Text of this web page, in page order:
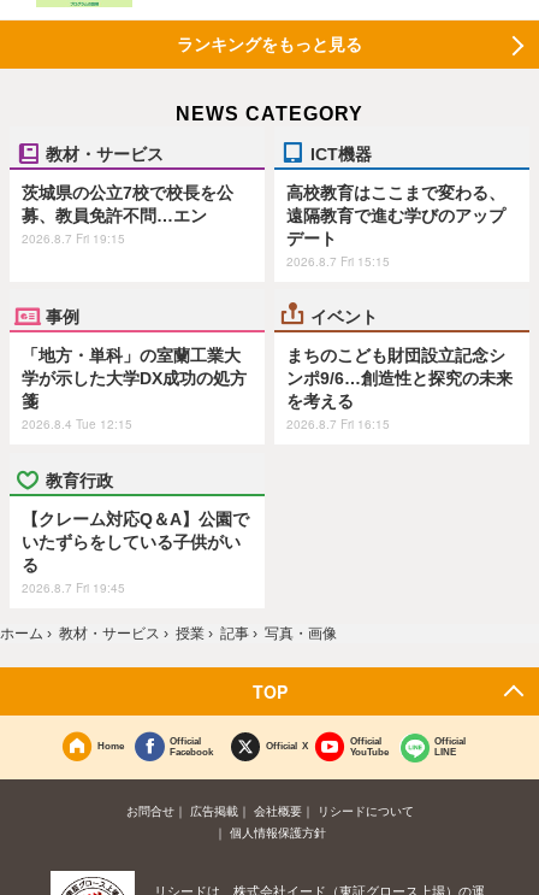
ランキングをもっと見る
NEWS CATEGORY
教材・サービス
茨城県の公立7校で校長を公
募、教員免許不問…エン
2026.8.7 Fri 19:15
ICT機器
高校教育はここまで変わる、
遠隔教育で進む学びのアップ
デート
2026.8.7 Fri 15:15
事例
「地方・単科」の室蘭工業大
学が示した大学DX成功の処方
箋
2026.8.4 Tue 12:15
イベント
まちのこども財団設立記念シ
ンポ9/6…創造性と探究の未来
を考える
2026.8.7 Fri 16:15
教育行政
【クレーム対応Q＆A】公園で
いたずらをしている子供がい
る
2026.8.7 Fri 19:45
ホーム › 教材・サービス › 授業 › 記事 › 写真・画像
TOP
Home
Official
Facebook
Official X
Official
YouTube
Official
LINE
お問合せ 広告掲載 会社概要
リシードについて
個人情報保護方針
リシードは、株式会社イード（東証グロース上場）の運